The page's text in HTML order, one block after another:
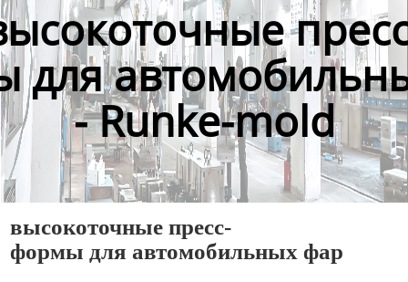
Контакты
для
- Runke-mold
высокоточные пресс-
формы для автомобильных фар